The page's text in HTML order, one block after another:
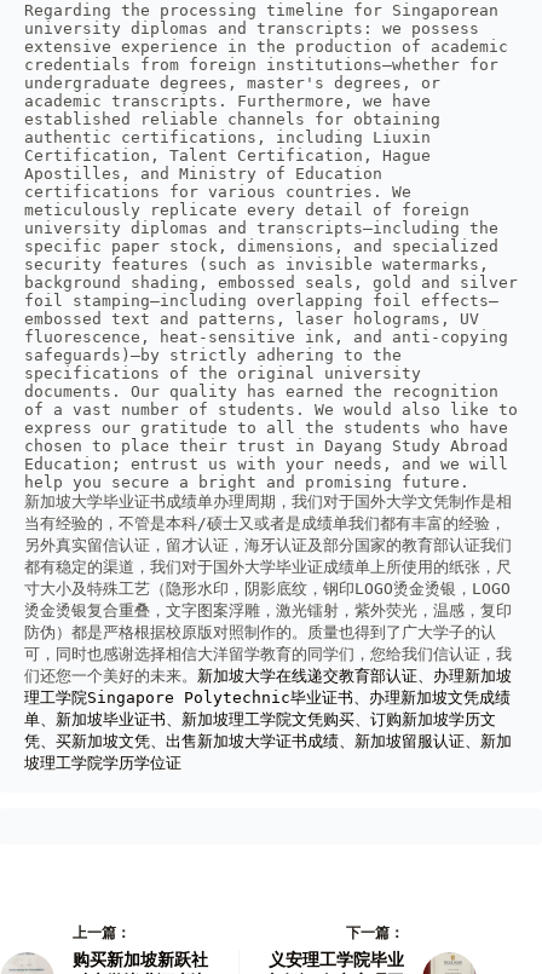
Regarding the processing timeline for Singaporean
university diplomas and transcripts: we possess
extensive experience in the production of academic
credentials from foreign institutions—whether for
undergraduate degrees, master's degrees, or
academic transcripts. Furthermore, we have
established reliable channels for obtaining
authentic certifications, including Liuxin
Certification, Talent Certification, Hague
Apostilles, and Ministry of Education
certifications for various countries. We
meticulously replicate every detail of foreign
university diplomas and transcripts—including the
specific paper stock, dimensions, and specialized
security features (such as invisible watermarks,
background shading, embossed seals, gold and silver
foil stamping—including overlapping foil effects—
embossed text and patterns, laser holograms, UV
fluorescence, heat-sensitive ink, and anti-copying
safeguards)—by strictly adhering to the
specifications of the original university
documents. Our quality has earned the recognition
of a vast number of students. We would also like to
express our gratitude to all the students who have
chosen to place their trust in Dayang Study Abroad
Education; entrust us with your needs, and we will
help you secure a bright and promising future.
新加坡大学毕业证书成绩单办理周期，我们对于国外大学文凭制作是相
当有经验的，不管是本科/硕士又或者是成绩单我们都有丰富的经验，
另外真实留信认证，留才认证，海牙认证及部分国家的教育部认证我们
都有稳定的渠道，我们对于国外大学毕业证成绩单上所使用的纸张，尺
寸大小及特殊工艺（隐形水印，阴影底纹，钢印LOGO烫金烫银，LOGO
烫金烫银复合重叠，文字图案浮雕，激光镭射，紫外荧光，温感，复印
防伪）都是严格根据校原版对照制作的。质量也得到了广大学子的认
可，同时也感谢选择相信大洋留学教育的同学们，您给我们信认证，我
们还您一个美好的未来。 新加坡大学在线递交教育部认证、办理新加坡
理工学院Singapore Polytechnic毕业证书、办理新加坡文凭成绩
单、新加坡毕业证书、新加坡理工学院文凭购买、订购新加坡学历文
凭、买新加坡文凭、出售新加坡大学证书成绩、新加坡留服认证、新加
坡理工学院学历学位证
上一篇：
购买新加坡新跃社
下一篇：
义安理工学院毕业